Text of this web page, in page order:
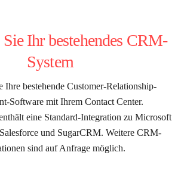
Ihr bestehendes CRM-
System
Ihre bestehende Customer-Relationship-
Software mit Ihrem Contact Center.
eine Standard-Integration zu Microsoft
und SugarCRM. Weitere CRM-
sind auf Anfrage möglich.